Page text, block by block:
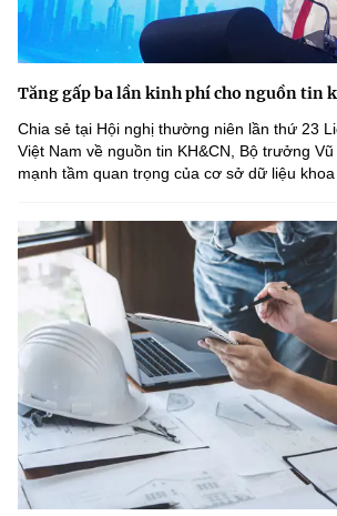
Tăng gấp ba lần kinh phí cho nguồn tin
Chia sẻ tại Hội nghị thường niên lần thứ 23
Việt Nam về nguồn tin KH&CN, Bộ trưởng
mạnh tầm quan trọng của cơ sở dữ liệu